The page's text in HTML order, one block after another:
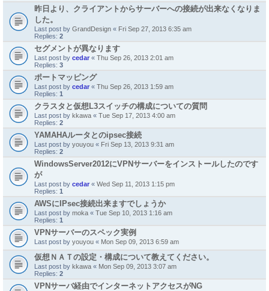
昨日より、クライアントからサーバーへの接続が出来なくなりま
した。
Last post by GrandDesign « Fri Sep 27, 2013 6:35 am
Replies: 2
セグメントが異なります
Last post by cedar « Thu Sep 26, 2013 2:01 am
Replies: 3
ポートマッピング
Last post by cedar « Thu Sep 26, 2013 1:59 am
Replies: 1
クラスタと仮想L3スイッチの構成についての質問
Last post by kkawa « Tue Sep 17, 2013 4:00 am
Replies: 2
YAMAHAルータとのipsec接続
Last post by youyou « Fri Sep 13, 2013 9:31 am
Replies: 2
WindowsServer2012にVPNサーバーをインストールしたのです
が
Last post by cedar « Wed Sep 11, 2013 1:15 pm
Replies: 1
AWSにIPsec接続出来ますでしょうか
Last post by moka « Tue Sep 10, 2013 1:16 am
Replies: 1
VPNサーバーのスペック実例
Last post by youyou « Mon Sep 09, 2013 6:59 am
仮想ＮＡＴの設定・構成について教えてください。
Last post by kkawa « Mon Sep 09, 2013 3:07 am
Replies: 2
VPNサーバ経由でインターネットアクセスがNG